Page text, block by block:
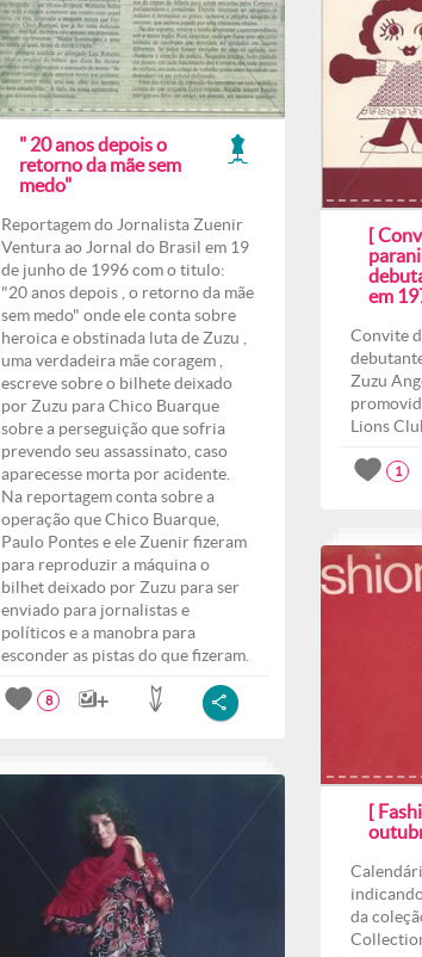
" 20 anos depois o
retorno da mãe sem
medo"
Reportagem do Jornalista Zuenir
Ventura ao Jornal do Brasil em 19
de junho de 1996 com o titulo:
"20 anos depois , o retorno da mãe
sem medo" onde ele conta sobre
heroica e obstinada luta de Zuzu ,
uma verdadeira mãe coragem ,
escreve sobre o bilhete deixado
por Zuzu para Chico Buarque
sobre a perseguição que sofria
prevendo seu assassinato, caso
aparecesse morta por acidente.
Na reportagem conta sobre a
operação que Chico Buarque,
Paulo Pontes e ele Zuenir fizeram
para reproduzir a máquina o
bilhet deixado por Zuzu para ser
enviado para jornalistas e
políticos e a manobra para
esconder as pistas do que fizeram.
8
[
em
Convite
Zuzu
Lions
1
[
da